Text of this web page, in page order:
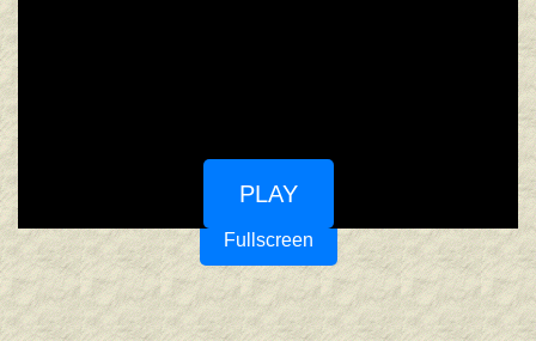
PLAY
Fullscreen